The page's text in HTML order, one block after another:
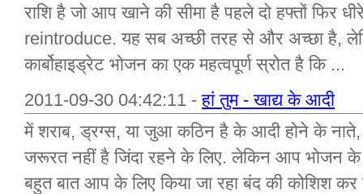
राशि है जो आप खाने की सीमा है पहले दो हफ्तों फिर
reintroduce. यह सब अच्छी तरह से और अच्छा है,
कार्बोहाइड्रेट भोजन का एक महत्वपूर्ण स्रोत है कि ...
2011-09-30 04:42:11 -हां तुम - खाद्य के आदी
में शराब, ड्रग्स, या जुआ कठिन है के आदी होने के
जरूरत नहीं है जिंदा रहने के लिए. लेकिन आप भोजन
बहुत बात आप के लिए किया जा रहा बंद की कोशिश